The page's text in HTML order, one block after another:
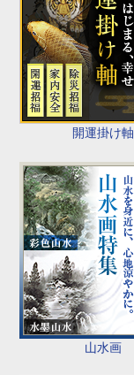
開運掛け軸
山水画